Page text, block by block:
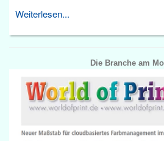
Weiterlesen...
Die Branche am